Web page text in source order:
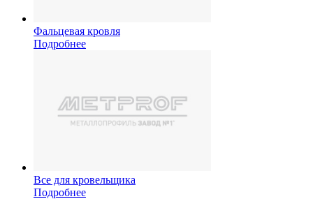
Фальцевая кровля
Подробнее
Все для кровельщика
Подробнее